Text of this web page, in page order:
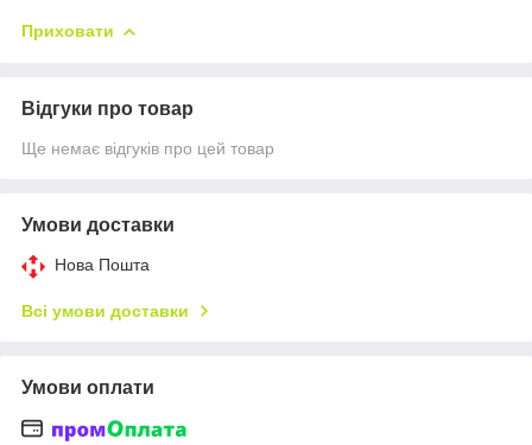
Приховати
Відгуки про товар
Ще немає відгуків про цей товар
Умови доставки
Нова Пошта
Всі умови доставки
Умови оплати